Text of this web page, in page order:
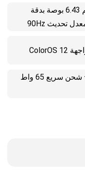
شاشة AMOLED بحجم 6.43 بوصة بدقة
4500 مللي أمبير – شحن سريع 65 واط